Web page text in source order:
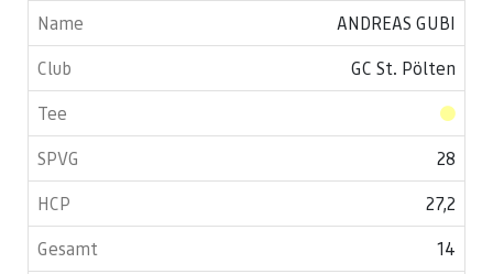
ANDREAS GUBI
GC St. Pölten
28
27,2
14